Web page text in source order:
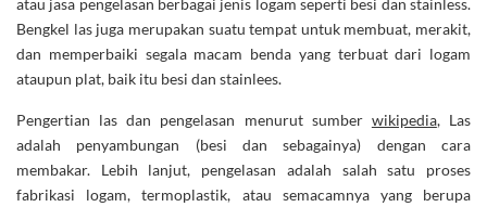
atau jasa pengelasan berbagai jenis logam seperti besi dan stainless.
Bengkel las juga merupakan suatu tempat untuk membuat, merakit,
dan memperbaiki segala macam benda yang terbuat dari logam
ataupun plat, baik itu besi dan stainlees.
Pengertian las dan pengelasan menurut sumber wikipedia, Las
adalah penyambungan (besi dan sebagainya) dengan cara
membakar. Lebih lanjut, pengelasan adalah salah satu proses
fabrikasi logam, termoplastik, atau semacamnya yang berupa